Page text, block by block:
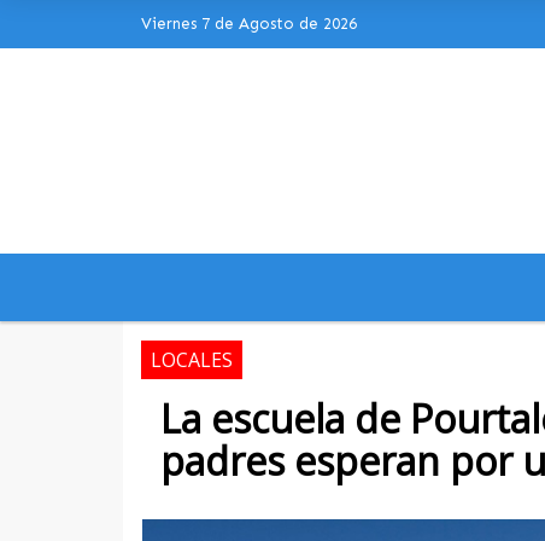
Viernes 7 de Agosto de 2026Hoy es Viernes 7 de Agosto de 2026
LOCALES
La escuela de
padres esperan por